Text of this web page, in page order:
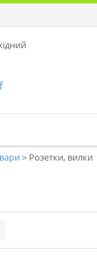
Розетки, вилки